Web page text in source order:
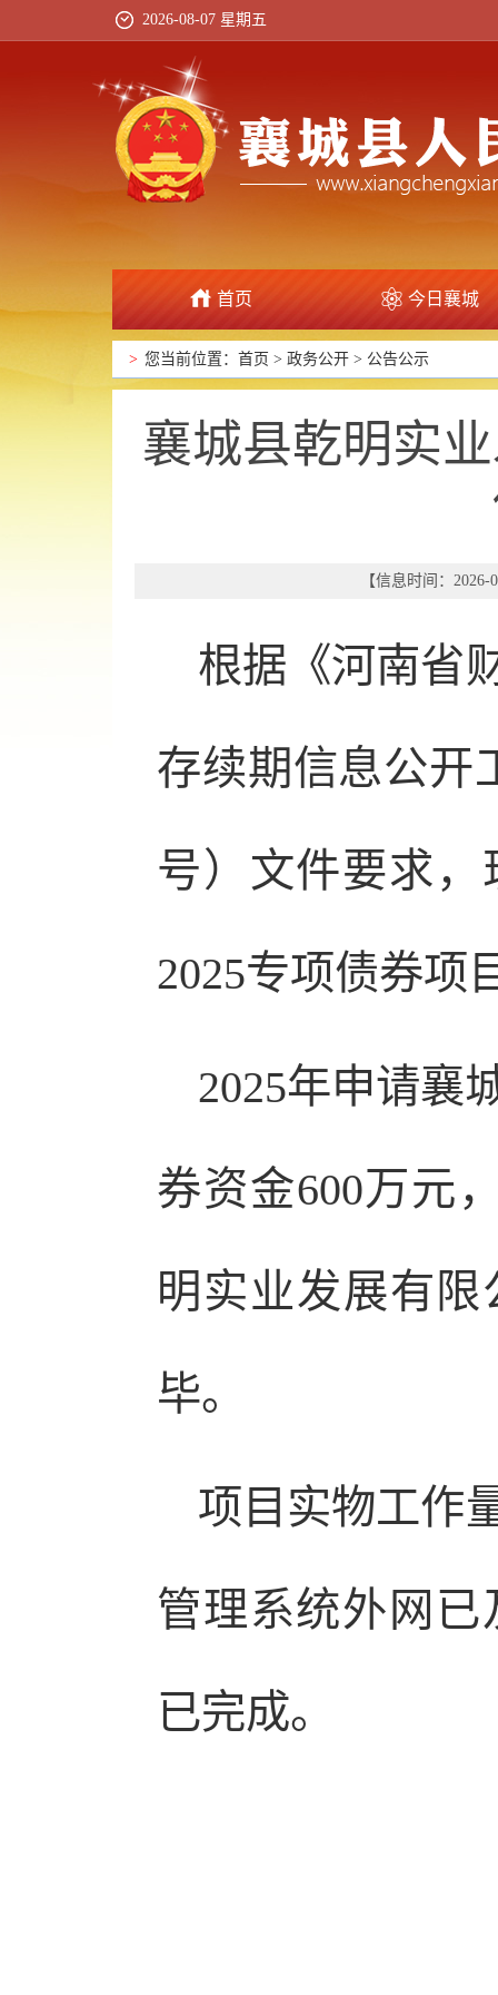
2026-08-07 星期五
首页 今日襄城
政府信息公开
> 您当前位置： 首页 > 政务公开 > 公告公示
襄城县乾明实
【信息时间：
根据《河南省
存续期信息公开
号）文件要求
2025专项债券项
2025年申请襄
券资金600万元
明实业发展有限
毕。
项目实物工作
管理系统外网
已完成。